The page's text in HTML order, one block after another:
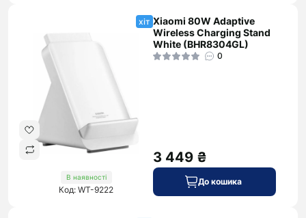
хіт
В наявності
Код: WT-9222
Xiaomi 80W Adaptive
Wireless Charging Stand
White (BHR8304GL)
0
3 449 ₴
До кошика